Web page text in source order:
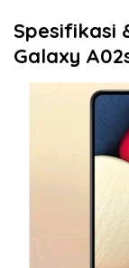
Spesifikasi
Galaxy